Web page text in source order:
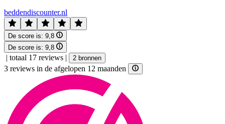
beddendiscounter.nl
De score is: 9,8
De score is: 9,8
| totaal 17 reviews | 2 bronnen
3 reviews in de afgelopen 12 maanden